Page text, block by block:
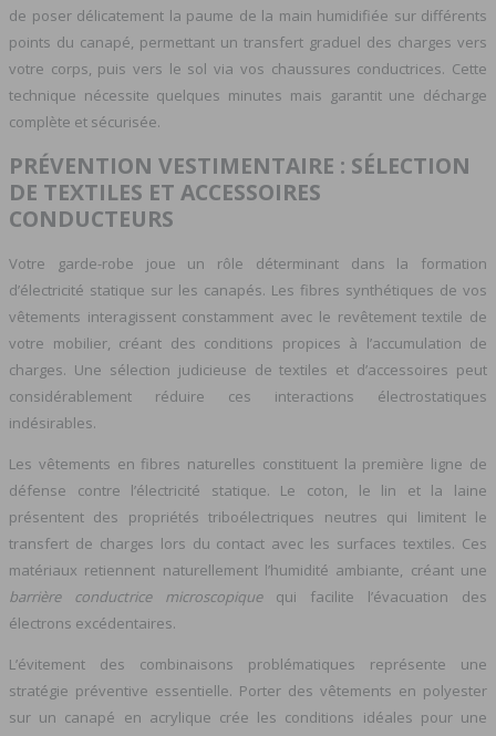
de poser délicatement la paume de la main humidifiée sur différents
points du canapé, permettant un transfert graduel des charges vers
votre corps, puis vers le sol via vos chaussures conductrices. Cette
technique nécessite quelques minutes mais garantit une décharge
complète et sécurisée.
PRÉVENTION VESTIMENTAIRE : SÉLECTION
DE TEXTILES ET ACCESSOIRES
CONDUCTEURS
Votre garde-robe joue un rôle déterminant dans la formation
d’électricité statique sur les canapés. Les fibres synthétiques de vos
vêtements interagissent constamment avec le revêtement textile de
votre mobilier, créant des conditions propices à l’accumulation de
charges. Une sélection judicieuse de textiles et d’accessoires peut
considérablement réduire ces interactions électrostatiques
indésirables.
Les vêtements en fibres naturelles constituent la première ligne de
défense contre l’électricité statique. Le coton, le lin et la laine
présentent des propriétés triboélectriques neutres qui limitent le
transfert de charges lors du contact avec les surfaces textiles. Ces
matériaux retiennent naturellement l’humidité ambiante, créant une
barrière conductrice microscopiquequi facilite l’évacuation des
électrons excédentaires.
L’évitement des combinaisons problématiques représente une
stratégie préventive essentielle. Porter des vêtements en polyester
sur un canapé en acrylique crée les conditions idéales pour une